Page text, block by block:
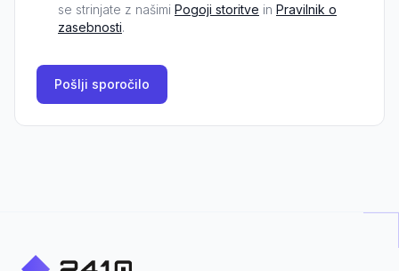
se strinjate z našimi Pogoji storitve in Pravilnik o
zasebnosti.
Pošlji sporočilo